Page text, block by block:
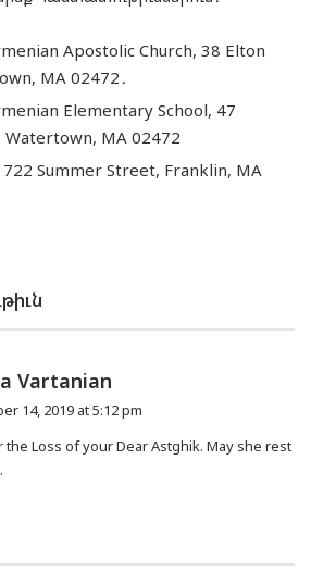
Apostolic Church, 38 Elton
MA 02472․
Elementary School, 47
Watertown, MA 02472
Summer Street, Franklin, MA
Vartanian
s
14, 2019 at 5:12 pm
the Loss of your Dear Astghik. May she rest